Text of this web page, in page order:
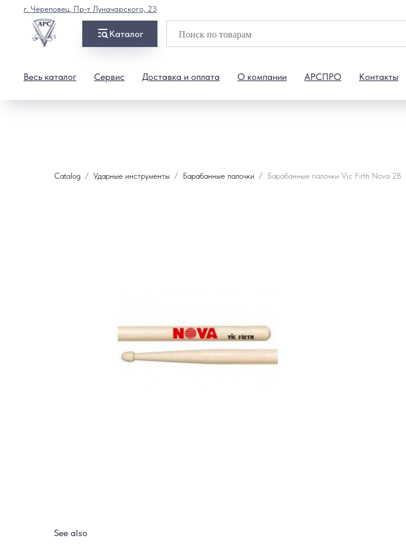
Каталог
Весь каталог Сервис Доставка и оплата О компании АРСПРО Контакты
г. Череповец, Пр-т Луначарского, 23
Catalog Ударные инструменты Барабанные палочки Барабанные палочки Vic Firth Nova 2B
See also